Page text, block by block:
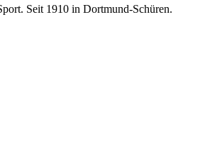
Seit 1910 in Dortmund-Schüren.